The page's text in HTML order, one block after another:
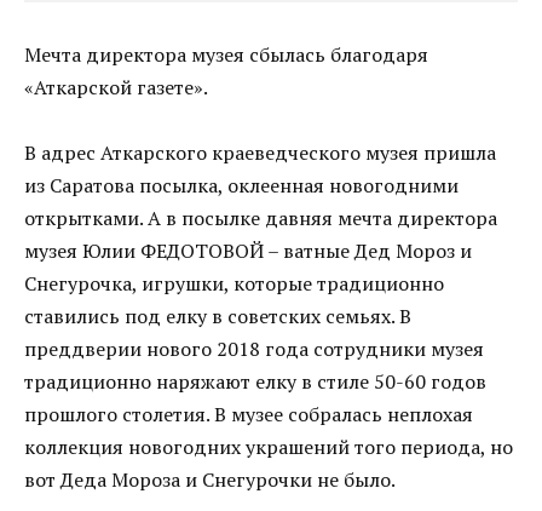
Мечта директора музея сбылась благодаря
«Аткарской газете».
В адрес Аткарского краеведческого музея пришла
из Саратова посылка, оклеенная новогодними
открытками. А в посылке давняя мечта директора
музея Юлии ФЕДОТОВОЙ – ватные Дед Мороз и
Снегурочка, игрушки, которые традиционно
ставились под елку в советских семьях. В
преддверии нового 2018 года сотрудники музея
традиционно наряжают елку в стиле 50-60 годов
прошлого столетия. В музее собралась неплохая
коллекция новогодних украшений того периода, но
вот Деда Мороза и Снегурочки не было.